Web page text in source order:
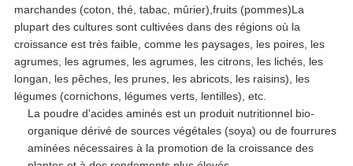
marchandes (coton, thé, tabac, mûrier),fruits (pommes)La
plupart des cultures sont cultivées dans des régions où la
croissance est très faible, comme les paysages, les poires, les
agrumes, les agrumes, les agrumes, les citrons, les lichés, les
longan, les pêches, les prunes, les abricots, les raisins), les
légumes (cornichons, légumes verts, lentilles), etc.
La poudre d'acides aminés est un produit nutritionnel bio-
organique dérivé de sources végétales (soya) ou de fourrures
aminées nécessaires à la promotion de la croissance des